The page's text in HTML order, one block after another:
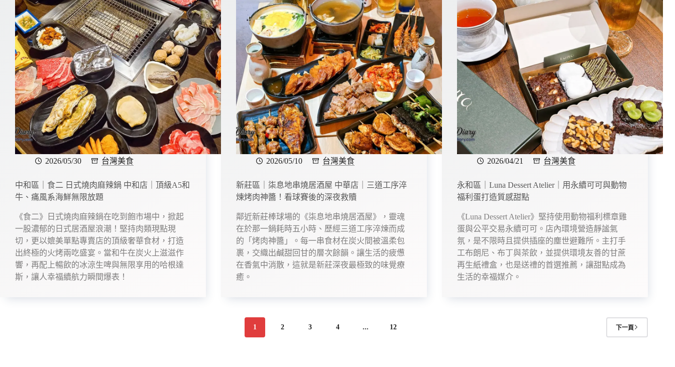
2026/05/30 台灣美食
中和區｜食二 日式燒肉麻辣鍋 中和店｜頂級A5和
牛、痛風系海鮮無限放題
《食二》日式燒肉麻辣鍋在吃到飽市場中，掀起
一股濃郁的日式居酒屋浪潮！堅持肉類現點現
切，更以媲美單點專賣店的頂級奢華食材，打造
出終極的火烤兩吃盛宴。當和牛在炭火上滋滋作
響，再配上暢飲的冰涼生啤與無限享用的哈根達
斯，讓人幸福續航力瞬間爆表！
2026/05/10 台灣美食
新莊區｜柒息地串燒居酒屋 中華店｜三道工序淬
煉烤肉神醬！看球賽後的深夜救贖
鄰近新莊棒球場的《柒息地串燒居酒屋》，靈魂
在於那一鍋耗時五小時、歷經三道工序淬煉而成
的「烤肉神醬」。每一串食材在炭火間被溫柔包
裹，交織出鹹甜回甘的層次餘韻。讓生活的疲憊
在香氣中消散，這就是新莊深夜最極致的味覺療
癒。
2026/04/21 台灣美食
永和區｜Luna Dessert Atelier｜用永續可可與動物
福利蛋打造質感甜點
《Luna Dessert Atelier》堅持使用動物福利標章雞
蛋與公平交易永續可可。店內環境營造靜謐氣
氛，是不限時且提供插座的塵世避難所。主打手
工布朗尼、布丁與茶飲，並提供環境友善的甘蔗
再生紙禮盒，也是送禮的首選推薦，讓甜點成為
生活的幸福媒介。
1 2 3 4 ... 12 下一頁